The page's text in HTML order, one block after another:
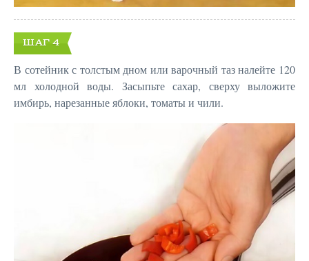
ШАГ 4
В сотейник с толстым дном или варочный таз налейте 120
мл холодной воды. Засыпьте сахар, сверху выложите
имбирь, нарезанные яблоки, томаты и чили.